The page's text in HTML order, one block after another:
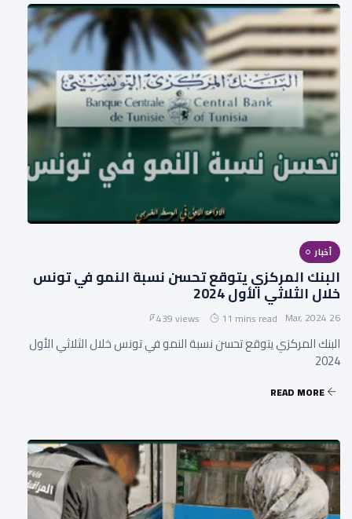
أخبار
البنك المركزي يتوقع تحسن نسبة النمو في تونس
خلال الثلاثي الأول 2024
26 Mar, 2024
11 mins read
439 views
البنك المركزي يتوقع تحسن نسبة النمو في تونس خلال الثلاثي الأول
2024
READ MORE